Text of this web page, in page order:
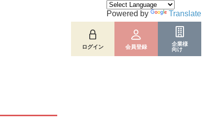
ログイン 会員登録
企業様
向け
Powered by Translate